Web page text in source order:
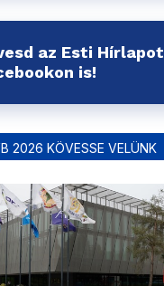
az Esti Hírlapot
is!
2026 KÖVESSE VELÜNK